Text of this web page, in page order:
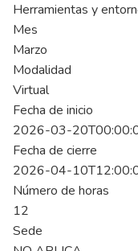
Herramientas y
Mes
Marzo
Modalidad
Virtual
Fecha de inicio
2026-03-
Fecha de cierre
2026-04-
Número de horas
12
Sede